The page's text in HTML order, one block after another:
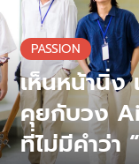
PASSION
เห็นหน้านิ่ง
คุยกับวง
ที่ไม่มีคำว่า